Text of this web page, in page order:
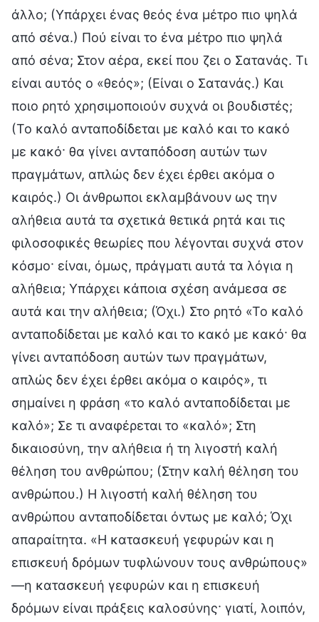
άλλο; (Υπάρχει ένας θεός ένα μέτρο πιο ψηλά
από σένα.) Πού είναι το ένα μέτρο πιο ψηλά
από σένα; Στον αέρα, εκεί που ζει ο Σατανάς. Τι
είναι αυτός ο «θεός»; (Είναι ο Σατανάς.) Και
ποιο ρητό χρησιμοποιούν συχνά οι βουδιστές;
(Το καλό ανταποδίδεται με καλό και το κακό
με κακό· θα γίνει ανταπόδοση αυτών των
πραγμάτων, απλώς δεν έχει έρθει ακόμα ο
καιρός.) Οι άνθρωποι εκλαμβάνουν ως την
αλήθεια αυτά τα σχετικά θετικά ρητά και τις
φιλοσοφικές θεωρίες που λέγονται συχνά στον
κόσμο· είναι, όμως, πράγματι αυτά τα λόγια η
αλήθεια; Υπάρχει κάποια σχέση ανάμεσα σε
αυτά και την αλήθεια; (Όχι.) Στο ρητό «Το καλό
ανταποδίδεται με καλό και το κακό με κακό· θα
γίνει ανταπόδοση αυτών των πραγμάτων,
απλώς δεν έχει έρθει ακόμα ο καιρός», τι
σημαίνει η φράση «το καλό ανταποδίδεται με
καλό»; Σε τι αναφέρεται το «καλό»; Στη
δικαιοσύνη, την αλήθεια ή τη λιγοστή καλή
θέληση του ανθρώπου; (Στην καλή θέληση του
ανθρώπου.) Η λιγοστή καλή θέληση του
ανθρώπου ανταποδίδεται όντως με καλό; Όχι
απαραίτητα. «Η κατασκευή γεφυρών και η
επισκευή δρόμων τυφλώνουν τους ανθρώπους»
—η κατασκευή γεφυρών και η επισκευή
δρόμων είναι πράξεις καλοσύνης· γιατί, λοιπόν,